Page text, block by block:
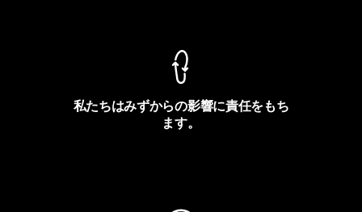
私たちはみずからの影響に責任をもち
ます。